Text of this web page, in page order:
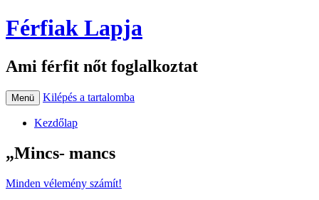
Férfiak Lapja
Ami férfit nőt foglalkoztat
Menü Kilépés a tartalomba
Kezdőlap
„Mincs- mancs
Minden vélemény számít!